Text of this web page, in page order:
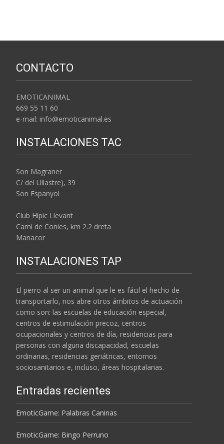
CONTACTO
EMOTICANIMAL
669 55 11 60
e-mail: info@emoticanimal.es
INSTALACIONES TAC
Son Magraner
C/ del Ullastre), 39
Son Espanyol
Club Hípic Llevant
Camí de Conies, km 2.2 dreta
Manacor
INSTALACIONES TAP
El perro al ser un animal que le es fácil el hecho de
transportarlo, nos abre otros ámbitos de actuación
como son: las escuelas de educación especial,
centros de estimulación precoz, centros
ocupacionales y centros de día, residencias para
personas con alguna discapacidad, escuelas
ordinarias, residencias geriátricas, entornos
sociosanitarios e, incluso, áreas hospitalarias.
Entradas recientes
EmoticGame: Palabras Caninas
EmoticGame: Bingo Perruno